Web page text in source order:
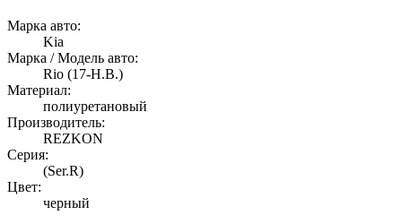
Марка авто:
Kia
Марка / Модель авто:
Rio (17-Н.В.)
Материал:
полиуретановый
Производитель:
REZKON
Серия:
(Ser.R)
Цвет:
черный